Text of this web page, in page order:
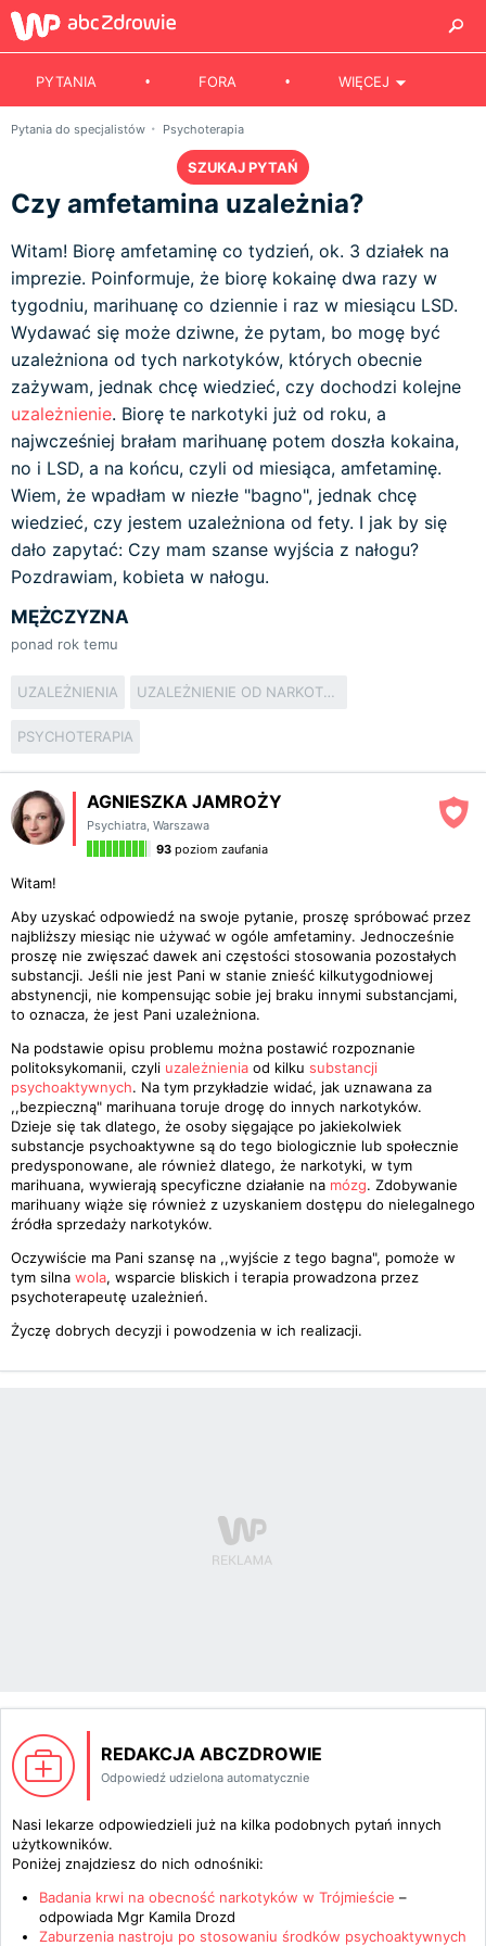
PYTANIA FORA WIĘCEJ
Pytania do specjalistów Psychoterapia
SZUKAJ PYTAŃ
Czy amfetamina uzależnia?
Witam! Biorę amfetaminę co tydzień, ok. 3 działek na
imprezie. Poinformuje, że biorę kokainę dwa razy w
tygodniu, marihuanę co dziennie i raz w miesiącu LSD.
Wydawać się może dziwne, że pytam, bo mogę być
uzależniona od tych narkotyków, których obecnie
zażywam, jednak chcę wiedzieć, czy dochodzi kolejne
uzależnienie. Biorę te narkotyki już od roku, a
najwcześniej brałam marihuanę potem doszła kokaina,
no i LSD, a na końcu, czyli od miesiąca, amfetaminę.
Wiem, że wpadłam w niezłe "bagno", jednak chcę
wiedzieć, czy jestem uzależniona od fety. I jak by się
dało zapytać: Czy mam szanse wyjścia z nałogu?
Pozdrawiam, kobieta w nałogu.
MĘŻCZYZNA
ponad rok temu
UZALEŻNIENIA UZALEŻNIENIE OD NARKOTYKÓW
PSYCHOTERAPIA
AGNIESZKA JAMROŻY
Psychiatra, Warszawa
93 poziom zaufania
Witam!
Aby uzyskać odpowiedź na swoje pytanie, proszę spróbować przez
najbliższy miesiąc nie używać w ogóle amfetaminy. Jednocześnie
proszę nie zwięszać dawek ani częstości stosowania pozostałych
substancji. Jeśli nie jest Pani w stanie znieść kilkutygodniowej
abstynencji, nie kompensując sobie jej braku innymi substancjami,
to oznacza, że jest Pani uzależniona.
Na podstawie opisu problemu można postawić rozpoznanie
politoksykomanii, czyli uzależnienia od kilku substancji
psychoaktywnych. Na tym przykładzie widać, jak uznawana za
,,bezpieczną" marihuana toruje drogę do innych narkotyków.
Dzieje się tak dlatego, że osoby sięgające po jakiekolwiek
substancje psychoaktywne są do tego biologicznie lub społecznie
predysponowane, ale również dlatego, że narkotyki, w tym
marihuana, wywierają specyficzne działanie na mózg. Zdobywanie
marihuany wiąże się również z uzyskaniem dostępu do nielegalnego
źródła sprzedaży narkotyków.
Oczywiście ma Pani szansę na ,,wyjście z tego bagna", pomoże w
tym silna wola, wsparcie bliskich i terapia prowadzona przez
psychoterapeutę uzależnień.
Życzę dobrych decyzji i powodzenia w ich realizacji.
REDAKCJA ABCZDROWIE
Odpowiedź udzielona automatycznie
Nasi lekarze odpowiedzieli już na kilka podobnych pytań innych
użytkowników.
Poniżej znajdziesz do nich odnośniki:
Badania krwi na obecność narkotyków w Trójmieście –
odpowiada Mgr Kamila Drozd
Zaburzenia nastroju po stosowaniu środków psychoaktywnych